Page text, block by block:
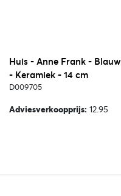
Huis - Anne Frank - Blauw
- Keramiek - 14 cm
D009705
Adviesverkoopprijs: 12.95